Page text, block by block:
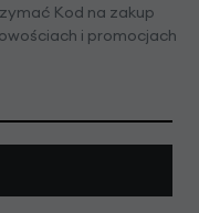
Kod na zakup
i promocjach